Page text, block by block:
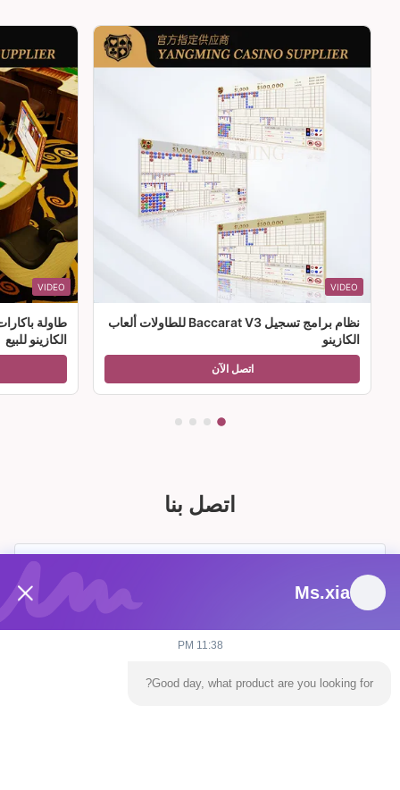
VIDEO
نظام برامج تسجيل Baccarat V3 للطاولات ألعاب
الكازينو
اتصل الآن
VIDEO
طاولة
الكازينو للبيع
اتصل بنا
Ms.xia
11:38 PM
Good day, what product are you looking for?